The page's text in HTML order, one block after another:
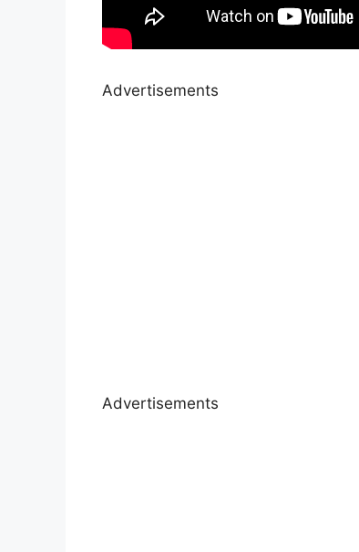
Advertisements
Advertisements